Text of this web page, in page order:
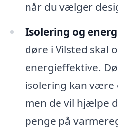
når du vælger
Isolering og
døre i Vilsted skal
energieffektive.
isolering kan være
men de vil hjælpe
penge på